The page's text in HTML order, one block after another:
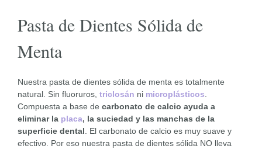
Pasta de Dientes Sólida de
Menta
Nuestra pasta de dientes sólida de menta es totalmente
natural. Sin fluoruros, triclosán ni microplásticos
Compuesta a base de carbonato de calcio ayuda a
eliminar la placa, la suciedad y las manchas de la
superficie dental . El carbonato de calcio es muy suave y
efectivo. Por eso nuestra pasta de dientes sólida NO lleva